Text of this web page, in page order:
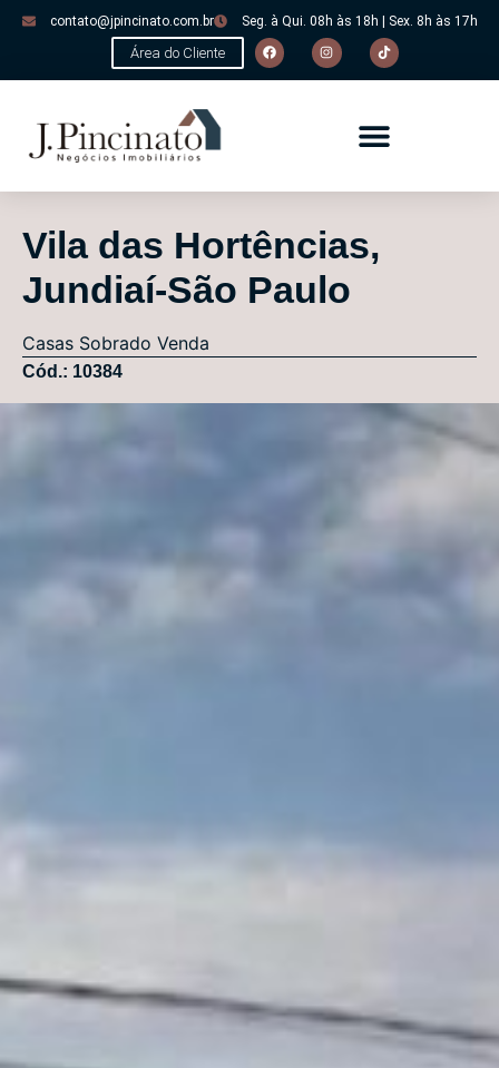
contato@jpincinato.com.br Seg. à Qui. 08h às 18h | Sex. 8h às 17h
Área do Cliente
Vila das Hortências,
Jundiaí-São Paulo
Casas Sobrado Venda
Cód.: 10384